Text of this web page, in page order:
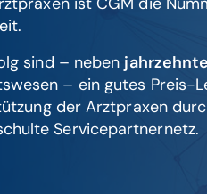
sind – neben
– ein gutes Preis-
der Arztpraxen
Servicepartnernetz.